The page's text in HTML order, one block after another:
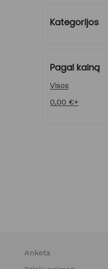
Kategorijos
Pagal kainą
Visos
0,00 €+
Anketa